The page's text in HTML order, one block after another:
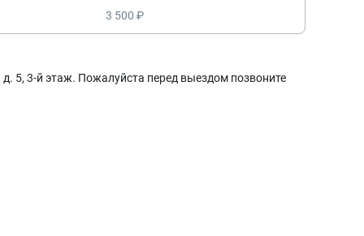
3 500 ₽
5, 3-й этаж. Пожалуйста перед выездом позвоните